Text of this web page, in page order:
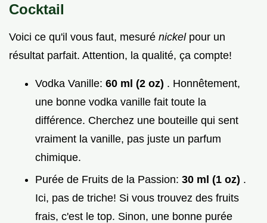
Cocktail
Voici ce qu'il vous faut, mesuré nickel pour un
résultat parfait. Attention, la qualité, ça compte!
Vodka Vanille: 60 ml (2 oz) . Honnêtement,
une bonne vodka vanille fait toute la
différence. Cherchez une bouteille qui sent
vraiment la vanille, pas juste un parfum
chimique.
Purée de Fruits de la Passion: 30 ml (1 oz) .
Ici, pas de triche! Si vous trouvez des fruits
frais, c'est le top. Sinon, une bonne purée